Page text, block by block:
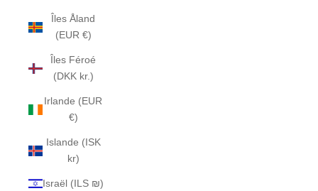
Îles Åland
(EUR €)
Îles Féroé
(DKK kr.)
Irlande (EUR
€)
Islande (ISK
kr)
Israël (ILS ₪)